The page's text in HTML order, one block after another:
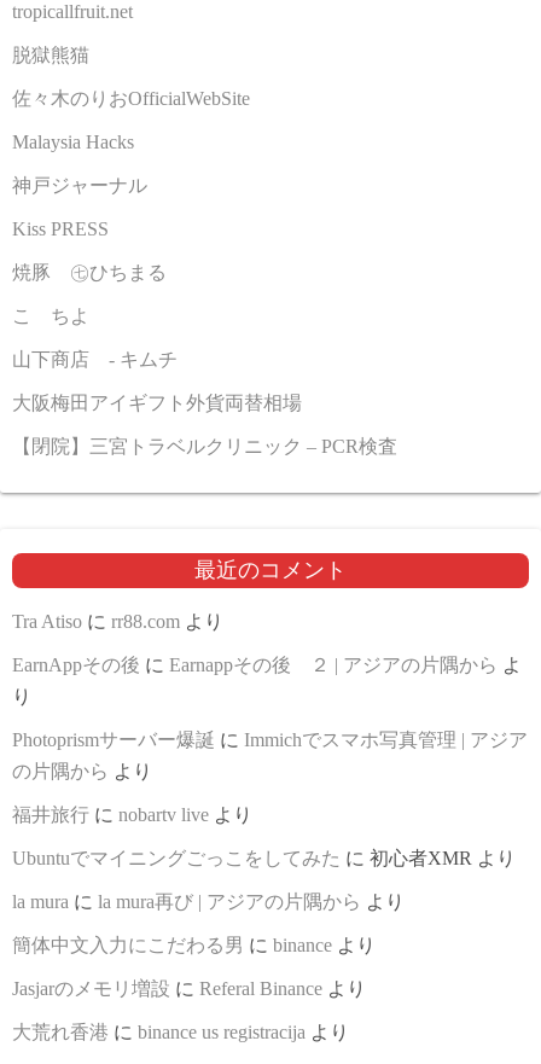
tropicallfruit.net
脱獄熊猫
佐々木のりおOfficialWebSite
Malaysia Hacks
神戸ジャーナル
Kiss PRESS
焼豚 ㊆ひちまる
こゝちよ
山下商店 - キムチ
大阪梅田アイギフト外貨両替相場
【閉院】三宮トラベルクリニック – PCR検査
最近のコメント
Tra Atiso に rr88.com より
EarnAppその後 に Earnappその後 ２ | アジアの片隅から よ
り
Photoprismサーバー爆誕 に Immichでスマホ写真管理 | アジア
の片隅から より
福井旅行 に nobartv live より
Ubuntuでマイニングごっこをしてみた に 初心者XMR より
la mura に la mura再び | アジアの片隅から より
簡体中文入力にこだわる男 に binance より
Jasjarのメモリ増設 に Referal Binance より
大荒れ香港 に binance us registracija より